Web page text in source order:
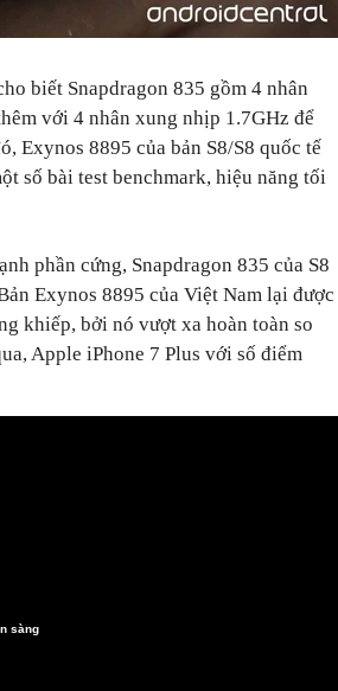
biết Snapdragon 835 gồm 4 nhân
với 4 nhân xung nhịp 1.7GHz để
Exynos 8895 của bản S8/S8 quốc tế
số bài test benchmark, hiệu năng tối
phần cứng, Snapdragon 835 của S8
Exynos 8895 của Việt Nam lại được
khiếp, bởi nó vượt xa hoàn toàn so
Apple iPhone 7 Plus với số điểm
sàng